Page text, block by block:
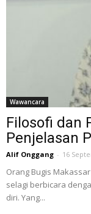
Wawancara
Filosofi dan
Penjelasan
Alif Onggang - 16
Orang Bugis
selagi berbicara
diri. Yang...